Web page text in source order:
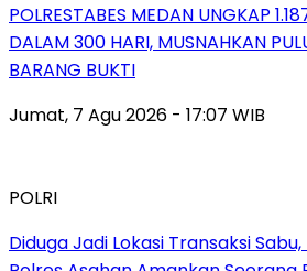
POLRESTABES MEDAN UNGKAP
DALAM 300 HARI, MUSNAHKAN
BARANG BUKTI
Jumat, 7 Agu 2026 - 17:07 WIB
POLRI
Diduga Jadi Lokasi Transaksi